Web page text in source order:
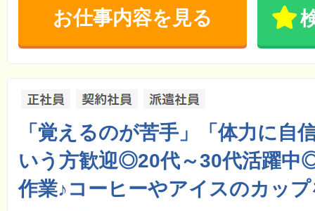
お仕事内容を見る
「覚えるのが苦手」「体力に自
いう方歓迎◎20代～30代活躍中
作業♪コーヒーやアイスのカッ